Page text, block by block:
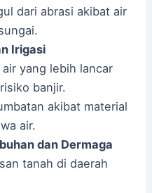
dari abrasi akibat air
Irigasi
yang lebih lancar
banjir.
akibat material
air.
dan Dermaga
tanah di daerah